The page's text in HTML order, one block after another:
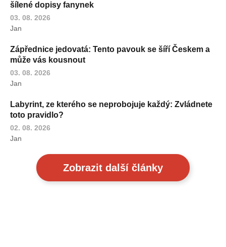
šílené dopisy fanynek
03. 08. 2026
Jan
Zápřednice jedovatá: Tento pavouk se šíří Českem a
může vás kousnout
03. 08. 2026
Jan
Labyrint, ze kterého se neprobojuje každý: Zvládnete
toto pravidlo?
02. 08. 2026
Jan
Zobrazit další články